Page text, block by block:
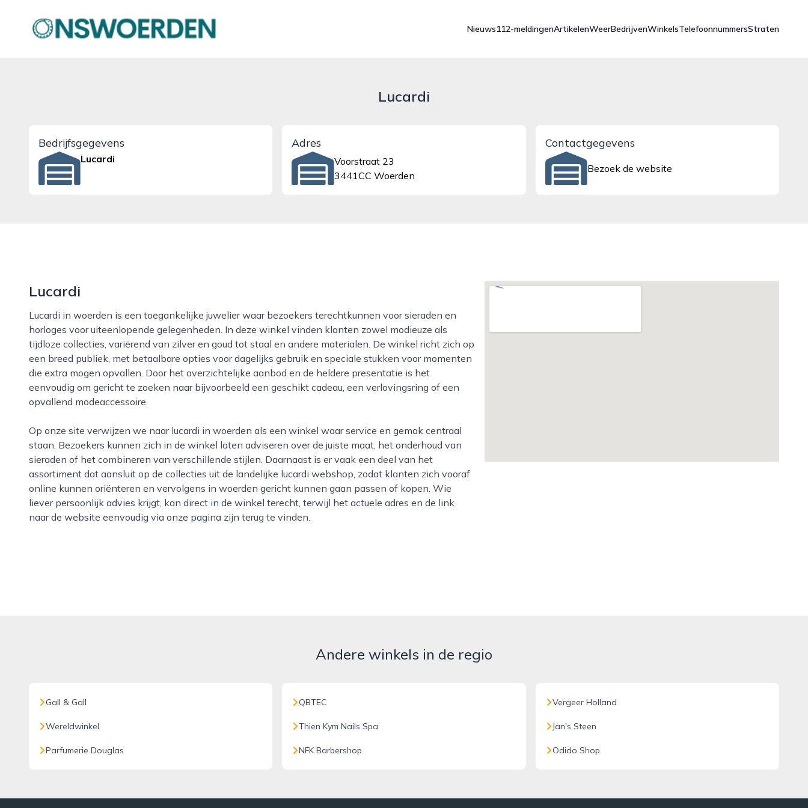
onswoerden.nl
Nieuws112-meldingenArtikelenWeerBedrijvenWinkelsTelefoonnummersStraten
Lucardi
Bedrijfsgegevens
Lucardi
Adres
Voorstraat 23
3441CC Woerden
Contactgegevens
Bezoek de website
Lucardi
Lucardi in woerden is een toegankelijke juwelier waar bezoekers terechtkunnen voor sieraden en
horloges voor uiteenlopende gelegenheden. In deze winkel vinden klanten zowel modieuze als
tijdloze collecties, variërend van zilver en goud tot staal en andere materialen. De winkel richt zich op
een breed publiek, met betaalbare opties voor dagelijks gebruik en speciale stukken voor momenten
die extra mogen opvallen. Door het overzichtelijke aanbod en de heldere presentatie is het
eenvoudig om gericht te zoeken naar bijvoorbeeld een geschikt cadeau, een verlovingsring of een
opvallend modeaccessoire.
Op onze site verwijzen we naar lucardi in woerden als een winkel waar service en gemak centraal
staan. Bezoekers kunnen zich in de winkel laten adviseren over de juiste maat, het onderhoud van
sieraden of het combineren van verschillende stijlen. Daarnaast is er vaak een deel van het
assortiment dat aansluit op de collecties uit de landelijke lucardi webshop, zodat klanten zich vooraf
online kunnen oriënteren en vervolgens in woerden gericht kunnen gaan passen of kopen. Wie
liever persoonlijk advies krijgt, kan direct in de winkel terecht, terwijl het actuele adres en de link
naar de website eenvoudig via onze pagina zijn terug te vinden.
Andere winkels in de regio
Gall & Gall
Wereldwinkel
Parfumerie Douglas
QBTEC
Thien Kym Nails Spa
NFK Barbershop
Vergeer Holland
Jan's Steen
Odido Shop